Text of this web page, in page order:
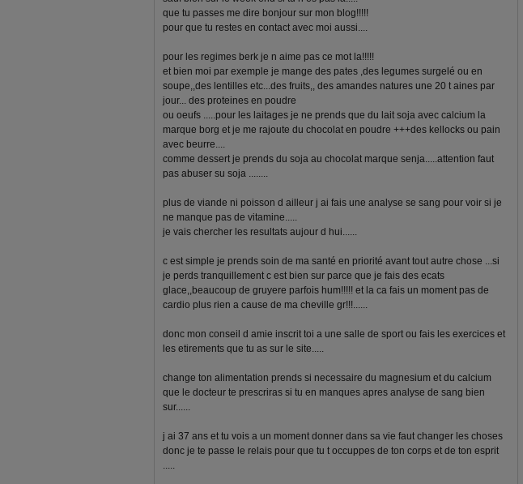
que tu passes me dire bonjour sur mon blog!!!!!
pour que tu restes en contact avec moi aussi....
pour les regimes berk je n aime pas ce mot la!!!!!
et bien moi par exemple je mange des pates ,des legumes surgelé ou en
soupe,,des lentilles etc...des fruits,, des amandes natures une 20 t aines par
jour... des proteines en poudre
ou oeufs .....pour les laitages je ne prends que du lait soja avec calcium la
marque borg et je me rajoute du chocolat en poudre +++des kellocks ou pain
avec beurre....
comme dessert je prends du soja au chocolat marque senja.....attention faut
pas abuser su soja ........
plus de viande ni poisson d ailleur j ai fais une analyse se sang pour voir si je
ne manque pas de vitamine.....
je vais chercher les resultats aujour d hui......
c est simple je prends soin de ma santé en priorité avant tout autre chose ...si
je perds tranquillement c est bien sur parce que je fais des ecats
glace,,beaucoup de gruyere parfois hum!!!!! et la ca fais un moment pas de
cardio plus rien a cause de ma cheville gr!!!......
donc mon conseil d amie inscrit toi a une salle de sport ou fais les exercices et
les etirements que tu as sur le site.....
change ton alimentation prends si necessaire du magnesium et du calcium
que le docteur te prescriras si tu en manques apres analyse de sang bien
sur......
j ai 37 ans et tu vois a un moment donner dans sa vie faut changer les choses
donc je te passe le relais pour que tu t occuppes de ton corps et de ton esprit
.....